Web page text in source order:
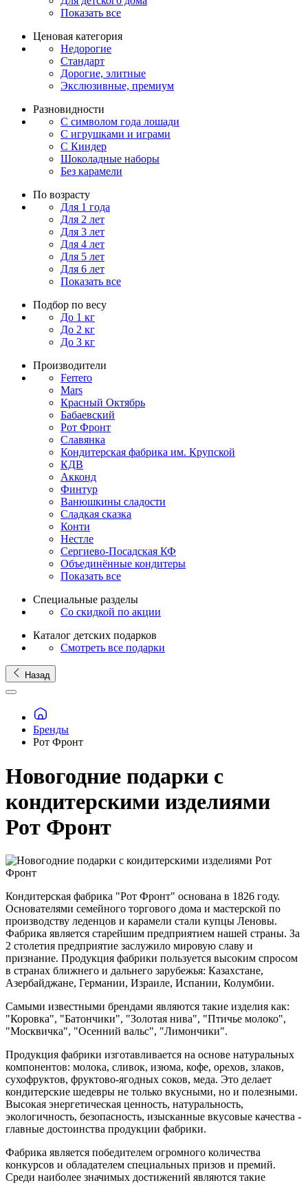
Показать все
Ценовая категория
Недорогие
Стандарт
Дорогие, элитные
Экслюзивные, премиум
Разновидности
С символом года лошади
С игрушками и играми
С Киндер
Шоколадные наборы
Без карамели
По возрасту
Для 1 года
Для 2 лет
Для 3 лет
Для 4 лет
Для 5 лет
Для 6 лет
Показать все
Подбор по весу
До 1 кг
До 2 кг
До 3 кг
Производители
Ferrero
Mars
Красный Октябрь
Бабаевский
Рот Фронт
Славянка
Кондитерская фабрика им. Крупской
КДВ
Акконд
Финтур
Ванюшкины сладости
Сладкая сказка
Конти
Нестле
Сергиево-Посадская КФ
Объединённые кондитеры
Показать все
Специальные разделы
Со скидкой по акции
Каталог детских подарков
Смотреть все подарки
Назад
Бренды
Рот Фронт
Новогодние подарки с
кондитерскими изделиями
Рот Фронт
Кондитерская фабрика "Рот Фронт" основана в 1826 году.
Основателями семейного торгового дома и мастерской по
производству леденцов и карамели стали купцы Леновы.
Фабрика является старейшим предприятием нашей страны. За
2 столетия предприятие заслужило мировую славу и
признание. Продукция фабрики пользуется высоким спросом
в странах ближнего и дальнего зарубежья: Казахстане,
Азербайджане, Германии, Израиле, Испании, Колумбии.
Самыми известными брендами являются такие изделия как:
"Коровка", "Батончики", "Золотая нива", "Птичье молоко",
"Москвичка", "Осенний вальс", "Лимончики".
Продукция фабрики изготавливается на основе натуральных
компонентов: молока, сливок, изюма, кофе, орехов, злаков,
сухофруктов, фруктово-ягодных соков, меда. Это делает
кондитерские шедевры не только вкусными, но и полезными.
Высокая энергетическая ценность, натуральность,
экологичность, безопасность, изысканные вкусовые качества -
главные достоинства продукции фабрики.
Фабрика является победителем огромного количества
конкурсов и обладателем специальных призов и премий.
Среди наиболее значимых достижений являются такие